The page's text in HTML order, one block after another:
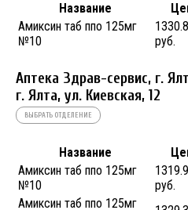
Название
Амиксин таб ппо 125мг
№10
руб.
Аптека Здрав-сервис, г.
г. Ялта, ул. Киевская, 12
ВЫБРАТЬ ОТДЕЛЕНИЕ
Название
Амиксин таб ппо 125мг
№10
руб.
Амиксин таб ппо 125мг